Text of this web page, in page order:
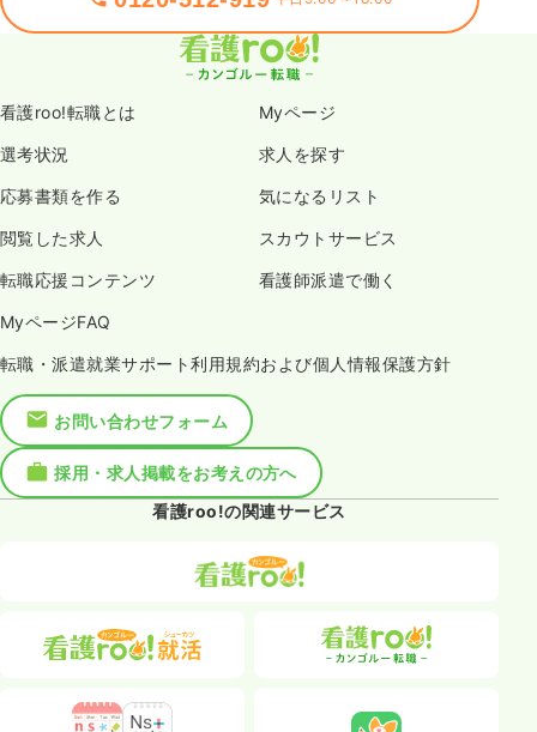
看護roo!転職とは Myページ
選考状況 求人を探す
応募書類を作る 気になるリスト
閲覧した求人 スカウトサービス
転職応援コンテンツ 看護師派遣で働く
MyページFAQ
転職・派遣就業サポート利用規約および個人情報保護方針
お問い合わせフォーム
採用・求人掲載をお考えの方へ
看護roo!の関連サービス